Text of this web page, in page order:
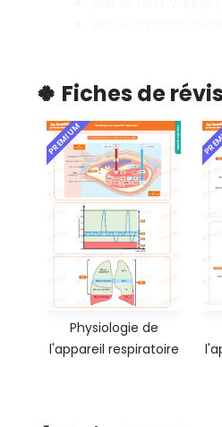
🍀 Fiches de
PREMIUM
Physiologie de
l'appareil respiratoire